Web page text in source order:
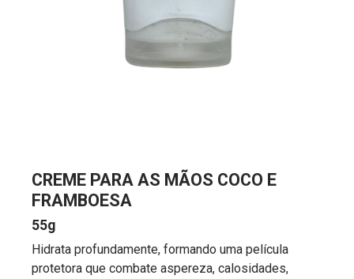
CREME PARA AS MÃOS COCO E
FRAMBOESA
55g
Hidrata profundamente, formando uma película
protetora que combate aspereza, calosidades,